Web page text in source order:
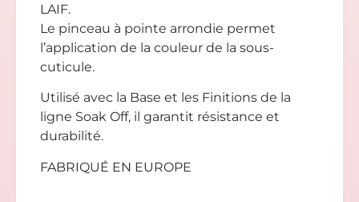
LAIF.
Le pinceau à pointe arrondie permet
l’application de la couleur de la sous-
cuticule.
Utilisé avec la Base et les Finitions de la
ligne Soak Off, il garantit résistance et
durabilité.
FABRIQUÉ EN EUROPE